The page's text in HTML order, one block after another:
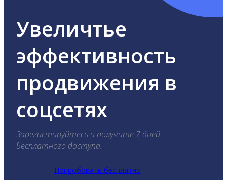
Увеличтье
эффективность
продвижения в
соцсетях
Зарегистируйтесь и получите 7 дней
бесплатного доступа.
Попробовать бесплатно